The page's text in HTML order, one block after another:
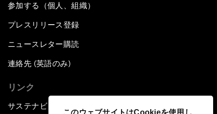
このウェブサイトはCookieを使用し
参加する（個人、組織）
プレスリリース登録
ニュースレター購読
連絡先 (英語のみ)
リンク
サステナビリティへの取り組み